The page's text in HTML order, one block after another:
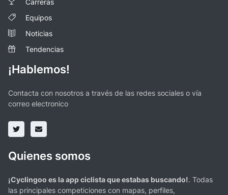
Carreras
Equipos
Noticias
Tendencias
¡Hablemos!
Contacta con nosotros a través de las redes sociales o vía
correo electronico
Quienes somos
¡Cyclingoo es la app ciclista que estabas buscando!. Todas
las principales competiciones con mapas, perfiles,